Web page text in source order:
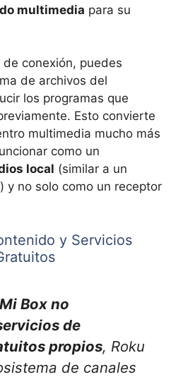
multimedia para su
conexión, puedes
de archivos del
los programas que
Esto convierte
multimedia mucho más
como un
local (similar a un
y no solo como un receptor
y Servicios
Mi Box no
de
propios, Roku
de canales